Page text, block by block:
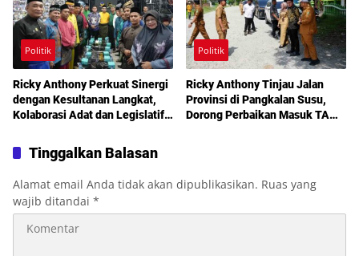
Politik
Ricky Anthony Perkuat Sinergi
dengan Kesultanan Langkat,
Kolaborasi Adat dan Legislatif
Politik
Ricky Anthony Tinjau Jalan
Provinsi di Pangkalan Susu,
Dorong Perbaikan Masuk TA
Tinggalkan Balasan
Alamat email Anda tidak akan dipublikasikan. Ruas yang
wajib ditandai *